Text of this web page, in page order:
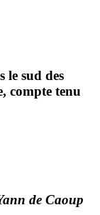
le sud des
compte tenu
de Caoup